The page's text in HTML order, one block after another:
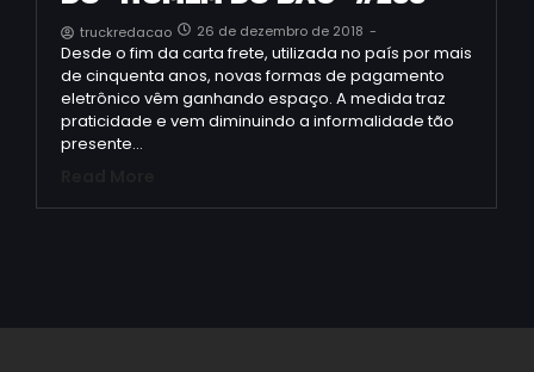
truckredacao 26 de dezembro de 2018 -
Desde o fim da carta frete, utilizada no país por mais
de cinquenta anos, novas formas de pagamento
eletrônico vêm ganhando espaço. A medida traz
praticidade e vem diminuindo a informalidade tão
presente…